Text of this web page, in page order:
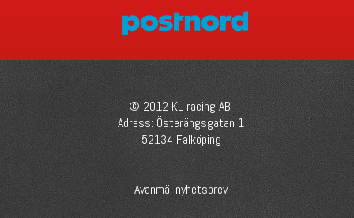
© 2012 KL racing AB.
Adress: Österängsgatan 1
52134 Falköping
Avanmäl nyhetsbrev